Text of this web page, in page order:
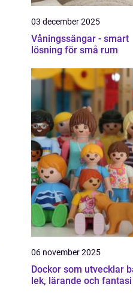
03 december 2025
Våningssängar - smart
lösning för små rum
06 november 2025
Dockor som utvecklar
lek, lärande och fantasi